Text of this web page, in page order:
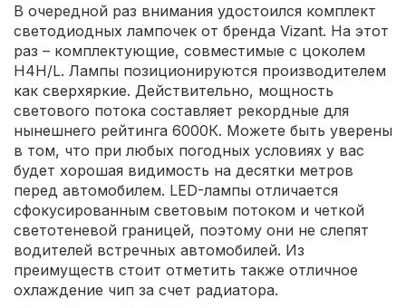
В очередной раз внимания удостоился комплект
светодиодных лампочек от бренда Vizant. На этот
раз – комплектующие, совместимые с цоколем
H4H/L. Лампы позиционируются производителем
как сверхяркие. Действительно, мощность
светового потока составляет рекордные для
нынешнего рейтинга 6000К. Можете быть уверены
в том, что при любых погодных условиях у вас
будет хорошая видимость на десятки метров
перед автомобилем. LED-лампы отличается
сфокусированным световым потоком и четкой
светотеневой границей, поэтому они не слепят
водителей встречных автомобилей. Из
преимуществ стоит отметить также отличное
охлаждение чип за счет радиатора.